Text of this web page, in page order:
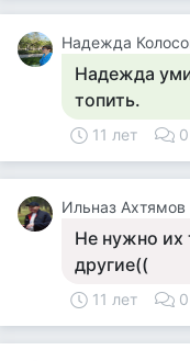
Надежда
Надежда
топить.
11 лет 0
Ильназ Ахтямов
Не нужно их
другие((
11 лет 0